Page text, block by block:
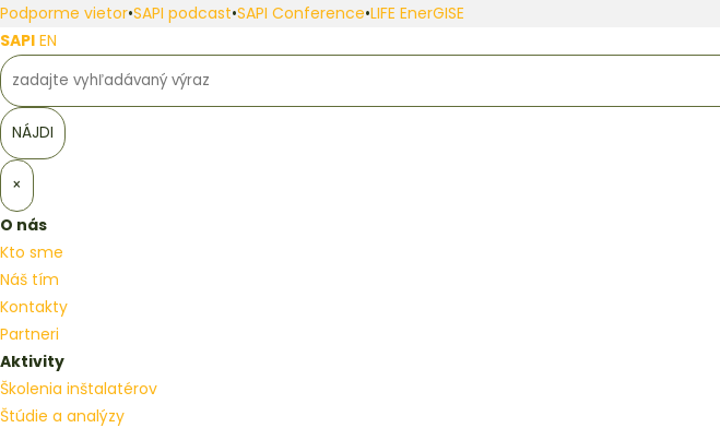
Podporme vietor•SAPI podcast•SAPI Conference•LIFE EnerGISE
SAPI EN
×
O nás
Kto sme
Náš tím
Kontakty
Partneri
Aktivity
Školenia inštalatérov
Štúdie a analýzy